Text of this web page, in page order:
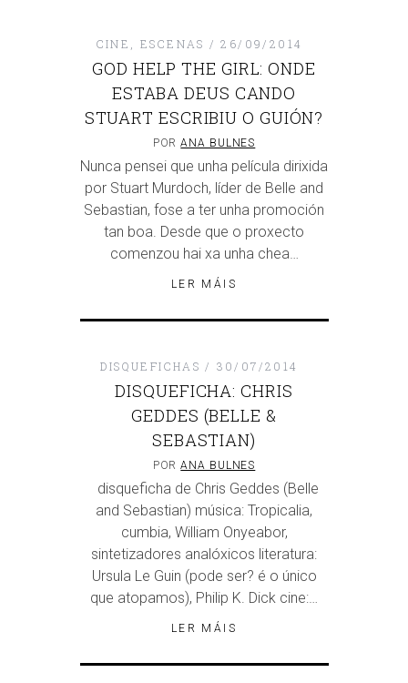
CINE ,ESCENAS 26/09/2014
GOD HELP THE GIRL: ONDE
ESTABA DEUS CANDO
STUART ESCRIBIU O GUIÓN?
PORANA BULNES
Nunca pensei que unha película dirixida
por Stuart Murdoch, líder de Belle and
Sebastian, fose a ter unha promoción
tan boa. Desde que o proxecto
comenzou hai xa unha chea…
LER MÁIS
DISQUEFICHAS 30/07/2014
DISQUEFICHA: CHRIS
GEDDES (BELLE &
SEBASTIAN)
PORANA BULNES
disqueficha de Chris Geddes (Belle
and Sebastian) música: Tropicalia,
cumbia, William Onyeabor,
sintetizadores analóxicos literatura:
Ursula Le Guin (pode ser? é o único
que atopamos), Philip K. Dick cine:…
LER MÁIS